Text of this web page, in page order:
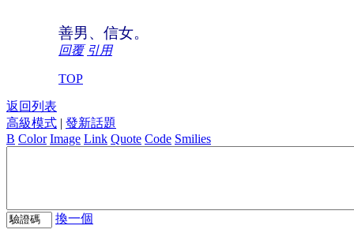
善男、信女。
回覆 引用
TOP
返回列表
高級模式 | 發新話題
B Color Image Link Quote Code Smilies
換一個